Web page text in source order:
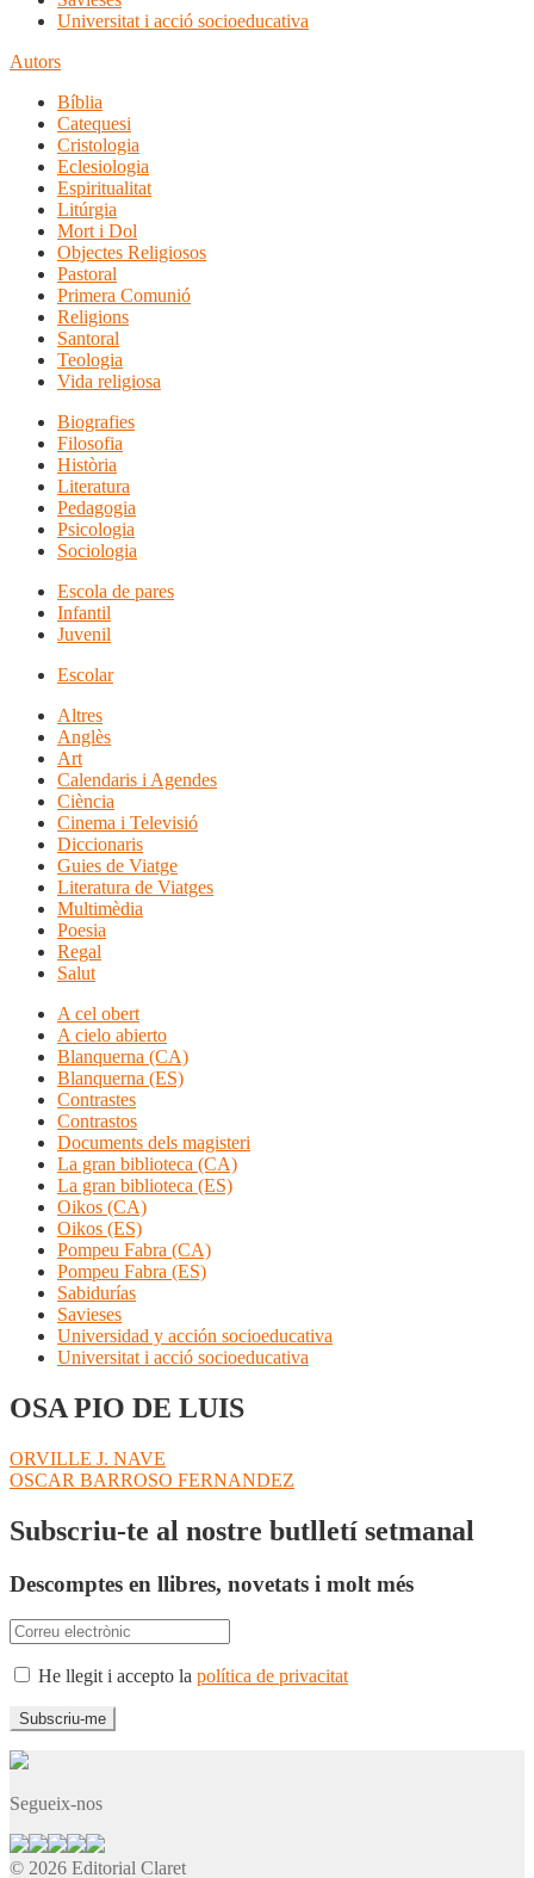
Universitat i acció socioeducativa
Autors
Bíblia
Catequesi
Cristologia
Eclesiologia
Espiritualitat
Litúrgia
Mort i Dol
Objectes Religiosos
Pastoral
Primera Comunió
Religions
Santoral
Teologia
Vida religiosa
Biografies
Filosofia
Història
Literatura
Pedagogia
Psicologia
Sociologia
Escola de pares
Infantil
Juvenil
Escolar
Altres
Anglès
Art
Calendaris i Agendes
Ciència
Cinema i Televisió
Diccionaris
Guies de Viatge
Literatura de Viatges
Multimèdia
Poesia
Regal
Salut
A cel obert
A cielo abierto
Blanquerna (CA)
Blanquerna (ES)
Contrastes
Contrastos
Documents dels magisteri
La gran biblioteca (CA)
La gran biblioteca (ES)
Oikos (CA)
Oikos (ES)
Pompeu Fabra (CA)
Pompeu Fabra (ES)
Sabidurías
Savieses
Universidad y acción socioeducativa
Universitat i acció socioeducativa
OSA PIO DE LUIS
Navegació
d'entrades
Entrada
anterior:
ORVILLE J. NAVE
Pròxima
OSCAR BARROSO FERNANDEZ
Subscriu-te al nostre butlletí setmanal
Descomptes en llibres, novetats i molt més
He llegit i accepto la política de privacitat
Segueix-nos
© 2026 Editorial Claret